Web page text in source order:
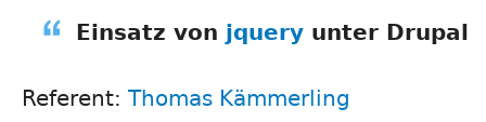
Einsatz von jquery unter Drupal
Referent: Thomas Kämmerling